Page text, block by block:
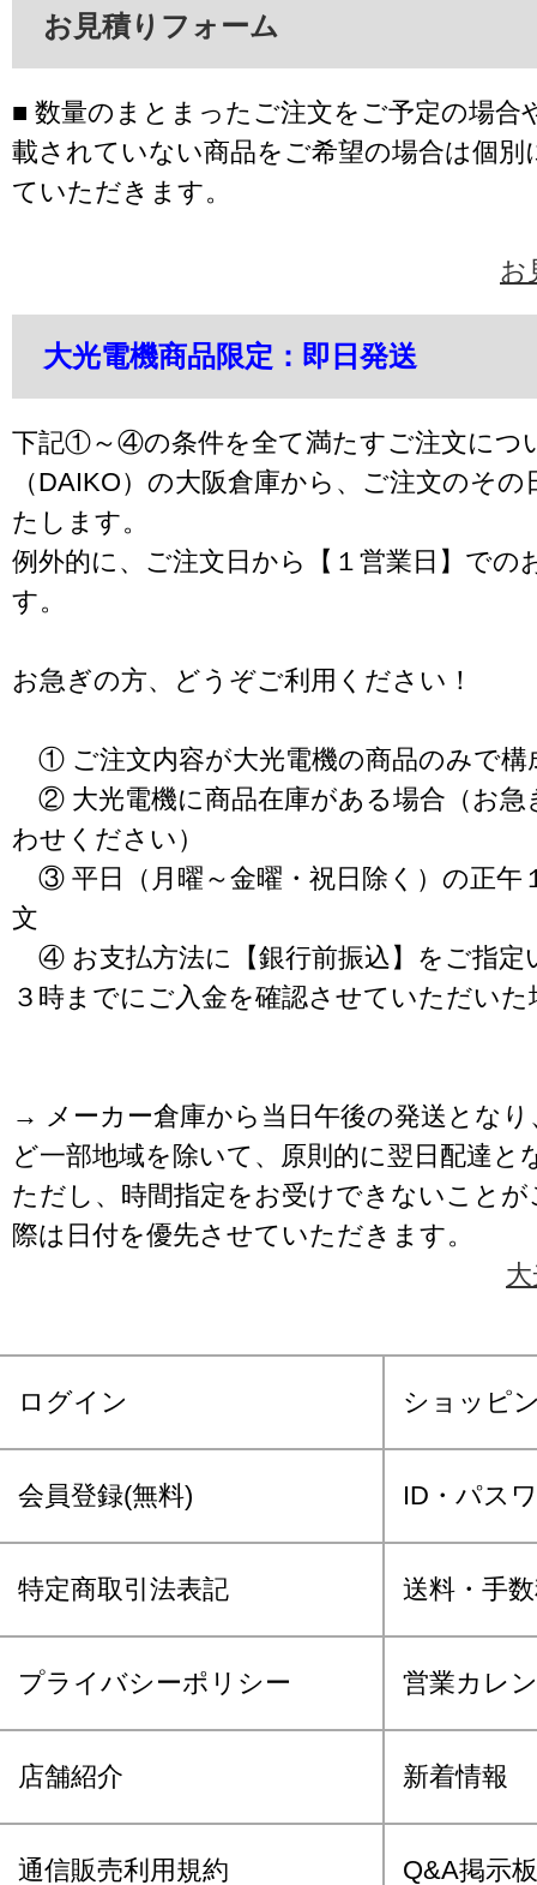
お見積りフォーム
■ 数量のまとまったご注文をご予定の場合
載されていない商品をご希望の場合は個別
ていただきます。
お
大光電機商品限定：即日発送
下記①～④の条件を全て満たすご注文につ
（DAIKO）の大阪倉庫から、ご注文のそ
たします。
例外的に、ご注文日から【１営業日】での
す。
お急ぎの方、どうぞご利用ください！
① ご注文内容が大光電機の商品のみで構
② 大光電機に商品在庫がある場合（お急
わせください）
③ 平日（月曜～金曜・祝日除く）の正午
文
④ お支払方法に【銀行前振込】をご指定
３時までにご入金を確認させていただいた
→ メーカー倉庫から当日午後の発送となり
ど一部地域を除いて、原則的に翌日配達と
ただし、時間指定をお受けできないこと
際は日付を優先させていただきます。
ログイン ショッピ
会員登録(無料) ID・パス
特定商取引法表記 送料・手
プライバシーポリシー 営業カレ
店舗紹介 新着情報
通信販売利用規約 Q&A掲示板